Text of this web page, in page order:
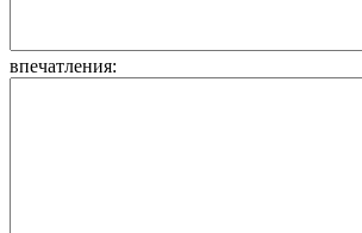
впечатления: